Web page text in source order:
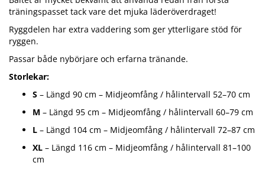
träningspasset tack vare det mjuka läderöverdraget!
Ryggdelen har extra vaddering som ger ytterligare stöd för
ryggen.
Passar både nybörjare och erfarna tränande.
Storlekar:
S – Längd 90 cm – Midjeomfång / hålintervall 52–70 cm
M – Längd 95 cm – Midjeomfång / hålintervall 60–79 cm
L – Längd 104 cm – Midjeomfång / hålintervall 72–87 cm
XL – Längd 116 cm – Midjeomfång / hålintervall 81–100
cm